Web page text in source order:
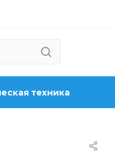
техника